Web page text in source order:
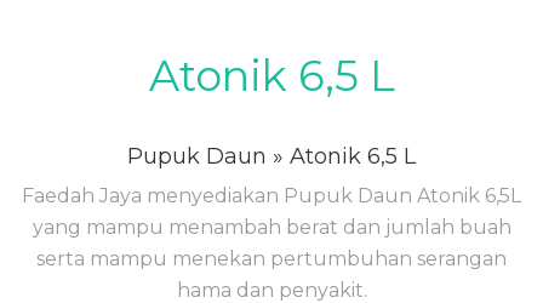
Atonik 6,5 L
Pupuk Daun » Atonik 6,5 L
Faedah Jaya menyediakan Pupuk Daun Atonik 6,5L
yang mampu menambah berat dan jumlah buah
serta mampu menekan pertumbuhan serangan
hama dan penyakit.